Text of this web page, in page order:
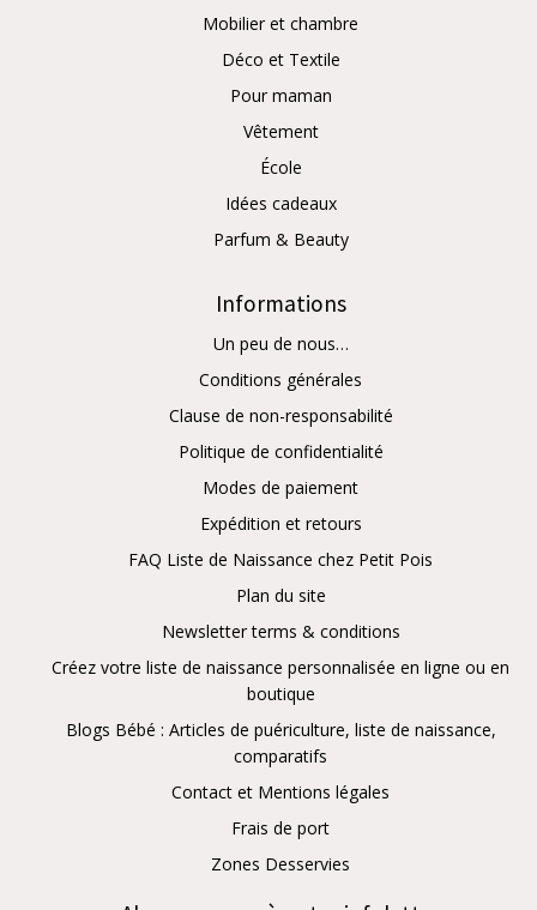
Mobilier et chambre
Déco et Textile
Pour maman
Vêtement
École
Idées cadeaux
Parfum & Beauty
Informations
Un peu de nous…
Conditions générales
Clause de non-responsabilité
Politique de confidentialité
Modes de paiement
Expédition et retours
FAQ Liste de Naissance chez Petit Pois
Plan du site
Newsletter terms & conditions
Créez votre liste de naissance personnalisée en ligne ou en
boutique
Blogs Bébé : Articles de puériculture, liste de naissance,
comparatifs
Contact et Mentions légales
Frais de port
Zones Desservies